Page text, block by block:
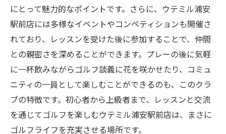
にとって魅力的なポイントです。さらに、ウテミル浦安
駅前店には多様なイベントやコンペティションも開催さ
れており、レッスンを受けた後に参加することで、仲間
との親密さを深めることができます。プレーの後に気軽
に一杯飲みながらゴルフ談義に花を咲かせたり、コミュ
ニティの一員として楽しむことができるのも、このクラ
ブの特徴です。初心者から上級者まで、レッスンと交流
を通じてゴルフを楽しむウテミル浦安駅前店は、まさに
ゴルフライフを充実させる場所です。